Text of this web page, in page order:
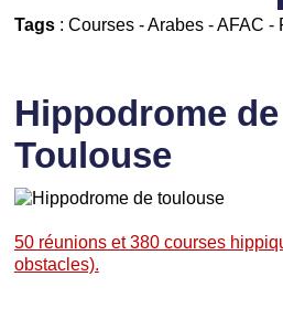
Tags: Courses-Arabes-AFAC -
Hippodrome de
Toulouse
50 réunions et 380 courses
obstacles).